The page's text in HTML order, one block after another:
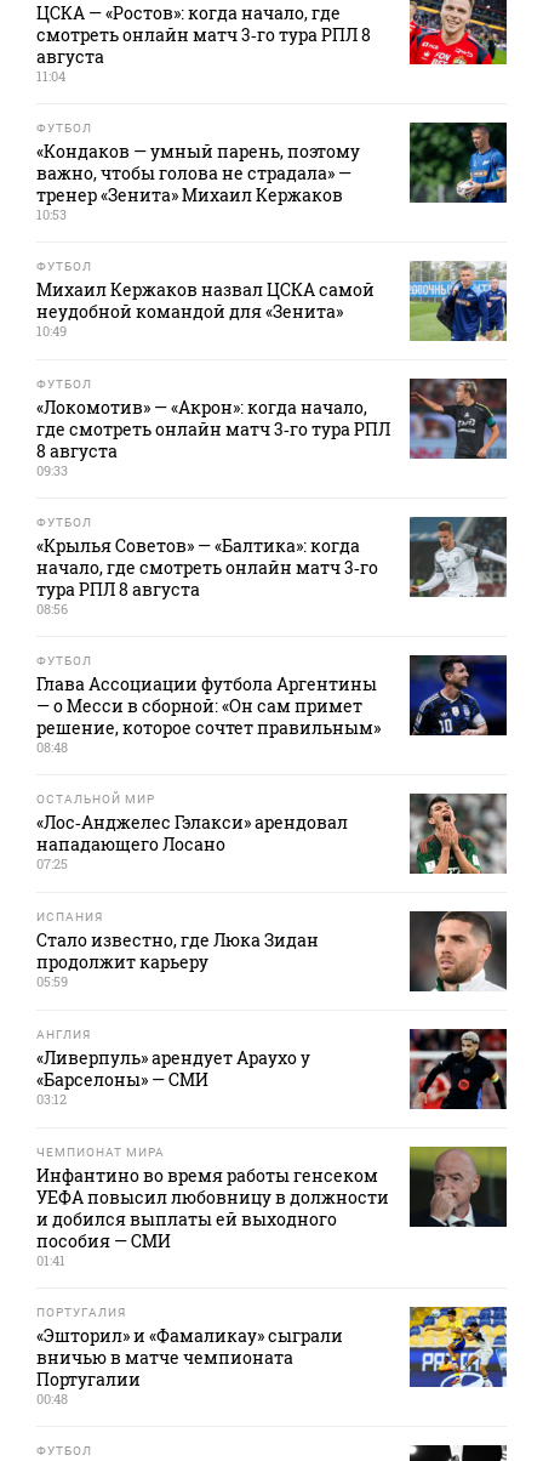
ЦСКА — «Ростов»: когда начало, где
смотреть онлайн матч 3‑го тура РПЛ 8
августа
11:04
ФУТБОЛ
«Кондаков — умный парень, поэтому
важно, чтобы голова не страдала» —
тренер «Зенита» Михаил Кержаков
10:53
ФУТБОЛ
Михаил Кержаков назвал ЦСКА самой
неудобной командой для «Зенита»
10:49
ФУТБОЛ
«Локомотив» — «Акрон»: когда начало,
где смотреть онлайн матч 3‑го тура РПЛ
8 августа
09:33
ФУТБОЛ
«Крылья Советов» — «Балтика»: когда
начало, где смотреть онлайн матч 3‑го
тура РПЛ 8 августа
08:56
ФУТБОЛ
Глава Ассоциации футбола Аргентины
— о Месси в сборной: «Он сам примет
решение, которое сочтет правильным»
08:48
ОСТАЛЬНОЙ МИР
«Лос‑Анджелес Гэлакси» арендовал
нападающего Лосано
07:25
ИСПАНИЯ
Стало известно, где Люка Зидан
продолжит карьеру
05:59
АНГЛИЯ
«Ливерпуль» арендует Араухо у
«Барселоны» — СМИ
03:12
ЧЕМПИОНАТ МИРА
Инфантино во время работы генсеком
УЕФА повысил любовницу в должности
и добился выплаты ей выходного
пособия — СМИ
01:41
ПОРТУГАЛИЯ
«Эшторил» и «Фамаликау» сыграли
вничью в матче чемпионата
Португалии
00:48
ФУТБОЛ